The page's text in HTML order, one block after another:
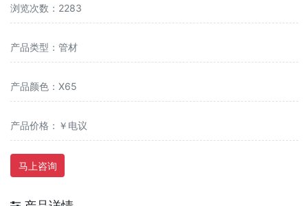
浏览次数：2283
产品类型：管材
产品颜色：X65
产品价格：￥电议
马上咨询